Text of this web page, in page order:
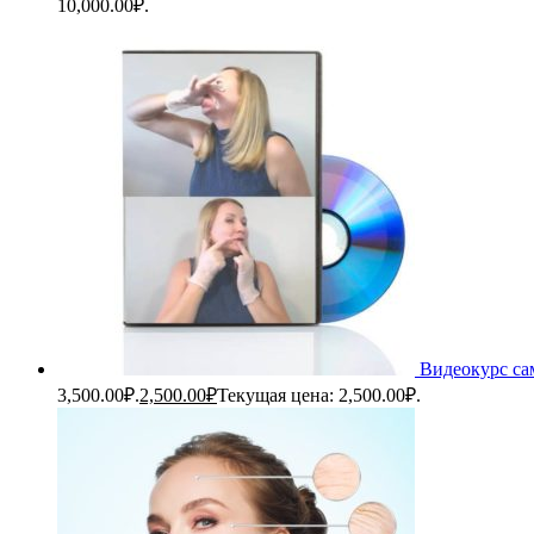
10,000.00₽.
Видеокурс
3,500.00₽.2,500.00₽Текущая цена: 2,500.00₽.